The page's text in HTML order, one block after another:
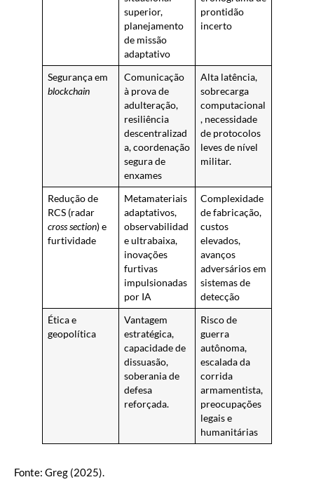
superior,
planejamento
de missão
adaptativo
prontidão
incerto
Segurança em
blockchain
Comunicação
à prova de
adulteração,
resiliência
descentralizad
a, coordenação
segura de
enxames
Alta latência,
sobrecarga
computacional
, necessidade
de protocolos
leves de nível
militar.
Redução de
RCS (radar
cross section) e
furtividade
Metamateriais
adaptativos,
observabilidad
e ultrabaixa,
inovações
furtivas
impulsionadas
por IA
Complexidade
de fabricação,
custos
elevados,
avanços
adversários em
sistemas de
detecção
Ética e
geopolítica
Vantagem
estratégica,
capacidade de
dissuasão,
soberania de
defesa
reforçada.
Risco de
guerra
autônoma,
escalada da
corrida
armamentista,
preocupações
legais e
humanitárias
Fonte: Greg (2025).